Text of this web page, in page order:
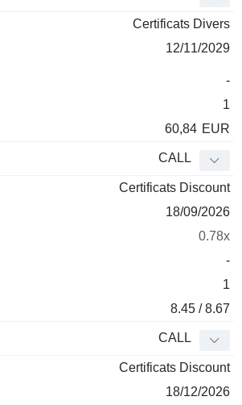
Certificats Divers
12/11/2029
-
1
60,84 EUR
CALL
Certificats Discount
18/09/2026
0.78x
-
1
8.45 / 8.67
CALL
Certificats Discount
18/12/2026